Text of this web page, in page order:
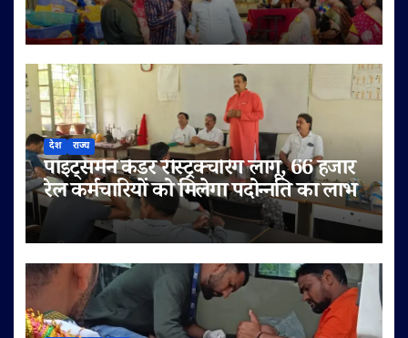
देश राज्य
पॉइंट्समैन कैडर रीस्ट्रक्चरिंग लागू, 66 हजार
रेल कर्मचारियों को मिलेगा पदोन्नति का लाभ